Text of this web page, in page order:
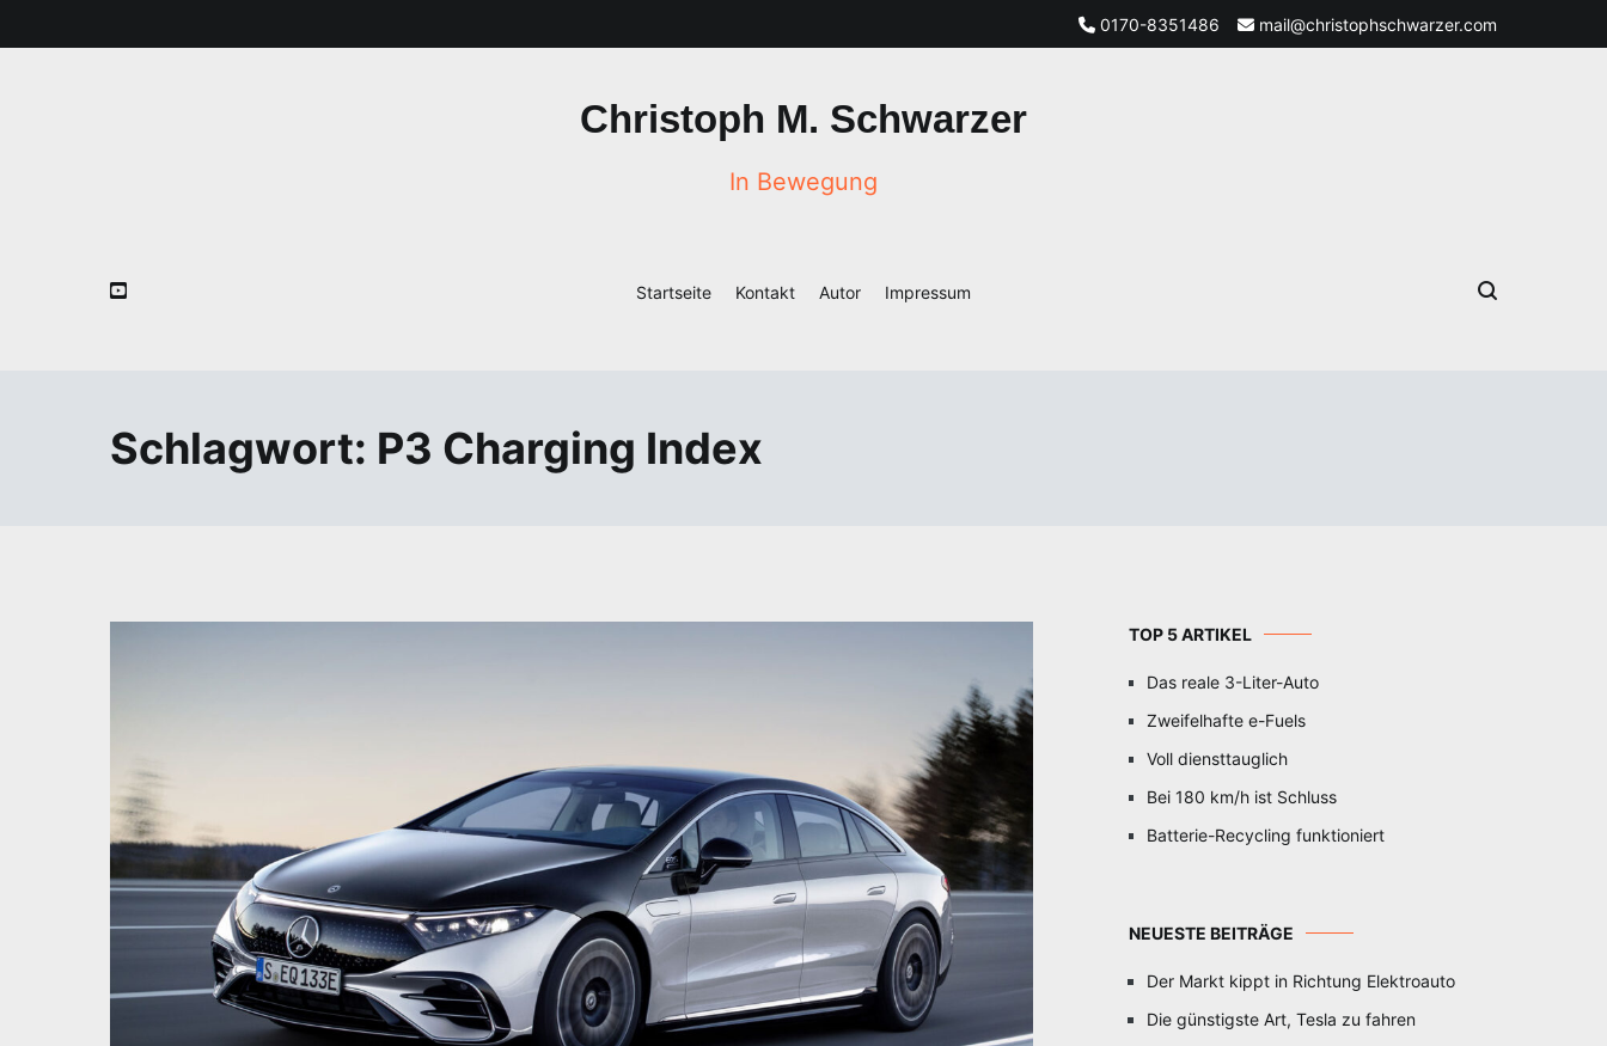
0170-8351486 mail@christophschwarzer.com
Christoph M. Schwarzer
In Bewegung
Startseite Kontakt Autor Impressum
Schlagwort: P3 Charging Index
TOP 5 ARTIKEL
Das reale 3-Liter-Auto
Zweifelhafte e-Fuels
Voll diensttauglich
Bei 180 km/h ist Schluss
Batterie-Recycling funktioniert
NEUESTE BEITRÄGE
Der Markt kippt in Richtung Elektroauto
Die günstigste Art, Tesla zu fahren